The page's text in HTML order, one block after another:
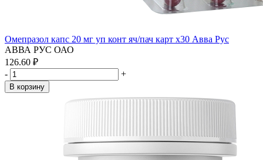
Омепразол капс 20 мг уп конт яч/пач карт x30 Авва Рус
АВВА РУС ОАО
126.60 ₽
-
+
В корзину